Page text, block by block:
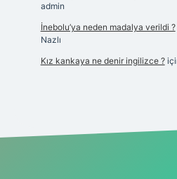
admin
İnebolu’ya neden madalya verildi ?
Nazlı
Kız kankaya ne denir ingilizce ?